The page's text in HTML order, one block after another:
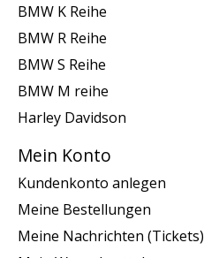
BMW K Reihe
BMW R Reihe
BMW S Reihe
BMW M reihe
Harley Davidson
Mein Konto
Kundenkonto anlegen
Meine Bestellungen
Meine Nachrichten (Tickets)